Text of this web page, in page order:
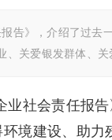
告》，介绍了过去
、关爱银发群体、关
社会责任报
境建设、助